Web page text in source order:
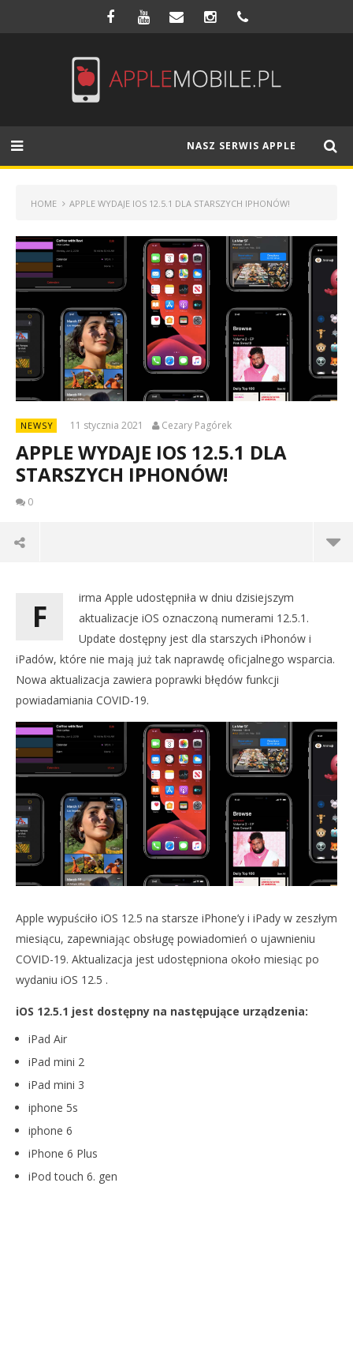
NASZ SERWIS APPLE
HOME APPLE WYDAJE IOS 12.5.1 DLA STARSZYCH IPHONÓW!
NEWSY 11 stycznia 2021 Cezary Pagórek
APPLE WYDAJE IOS 12.5.1 DLA
STARSZYCH IPHONÓW!
0
APPLE WYDAJE IOS 12.5.1 DLA STARSZYCH IPHONÓW!
11
stycznia
Cezary
Pagórek
NA
11
F
irma Apple udostępniła w dniu dzisiejszym
aktualizacje iOS oznaczoną numerami 12.5.1.
Update dostępny jest dla starszych iPhonów i
iPadów, które nie mają już tak naprawdę oficjalnego wsparcia.
Nowa aktualizacja zawiera poprawki błędów funkcji
powiadamiania COVID-19.
Apple wypuściło iOS 12.5 na starsze iPhone’y i iPady w zeszłym
miesiącu, zapewniając obsługę powiadomień o ujawnieniu
COVID-19. Aktualizacja jest udostępniona około miesiąc po
wydaniu iOS 12.5 .
iOS 12.5.1 jest dostępny na następujące urządzenia:
iPad Air
iPad mini 2
iPad mini 3
iphone 5s
iphone 6
iPhone 6 Plus
iPod touch 6. gen